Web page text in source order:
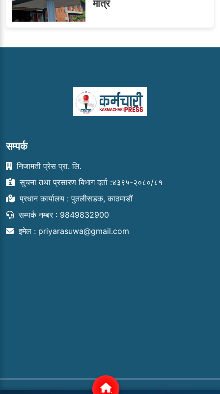
मात्र
सम्पर्क
निजामती प्रेस प्रा. लि.
सुचना तथा प्रसारण बिभाग दर्ता :४३९५-२०८०/८१
प्रधान कार्यालय : पुतलीसडक, काठमाडौं
सम्पर्क नम्बर : 9849832900
इमेल : priyarasuwa@gmail.com